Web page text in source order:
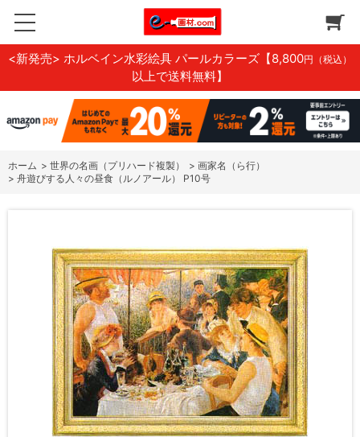
<新発売> ホルベイン水彩絵具 パールカラーズ 【8,800円（税込）
以上で送料無料】
ホーム > 世界の名画（プリハード複製） > 画家名（ら行）
> 舟遊びする人々の昼食（ルノアール） P10号